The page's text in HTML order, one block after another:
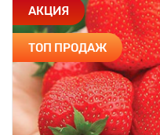
АКЦИЯ
ТОП ПРОДАЖ